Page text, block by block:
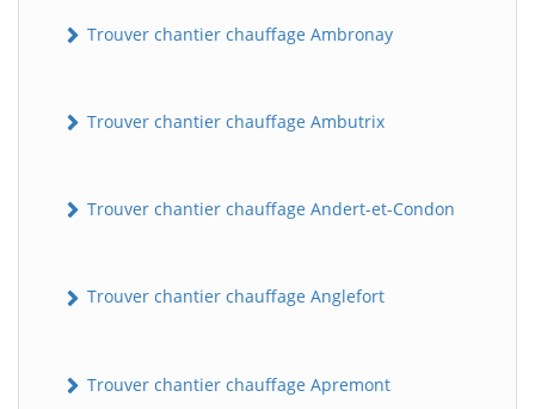
Trouver chantier chauffage Ambronay
Trouver chantier chauffage Ambutrix
Trouver chantier chauffage Andert-et-Condon
Trouver chantier chauffage Anglefort
Trouver chantier chauffage Apremont